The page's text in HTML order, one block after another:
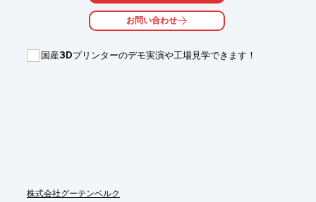
■Arduino互換ボードとIO拡張ボードを搭載
■開発環境は無償で利用可能な「Arduino IDE」
■アルミ合金製の本体
■エンコーダ式DCモータ付き
お問い合わせ
国産3Dプリンターのデモ実演や工場見学できます！
株式会社グーテンベルク